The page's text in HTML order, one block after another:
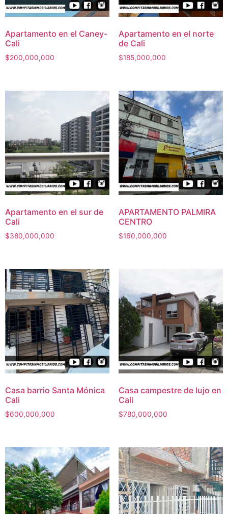
Apartamento en el Caney-
Cali
$200,000,000
Apartamento en el norte
de Cali
$185,000,000
Apartamento en el sur de
Cali
$380,000,000
APARTAMENTO PALMIRA
CENTRO
$160,000,000
Casa barrio Santa Mónica
Cali
$600,000,000
Casa campestre de lujo en
Cali
$780,000,000